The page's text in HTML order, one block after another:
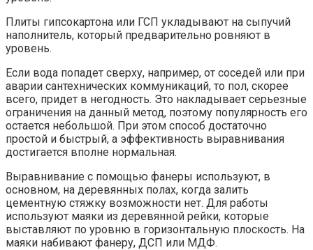
Плиты гипсокартона или ГСП укладывают на сыпучий
наполнитель, который предварительно ровняют в
уровень.
Если вода попадет сверху, например, от соседей или при
аварии сантехнических коммуникаций, то пол, скорее
всего, придет в негодность. Это накладывает серьезные
ограничения на данный метод, поэтому популярность его
остается небольшой. При этом способ достаточно
простой и быстрый, а эффективность выравнивания
достигается вполне нормальная.
Выравнивание с помощью фанеры используют, в
основном, на деревянных полах, когда залить
цементную стяжку возможности нет. Для работы
используют маяки из деревянной рейки, которые
выставляют по уровню в горизонтальную плоскость. На
маяки набивают фанеру, ДСП или МДФ.